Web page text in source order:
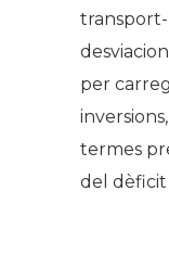
per
termes
del